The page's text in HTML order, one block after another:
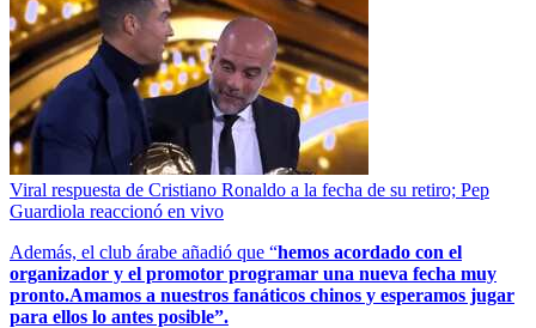
Viral respuesta de Cristiano Ronaldo a la fecha de su retiro; Pep
Guardiola reaccionó en vivo
Además, el club árabe añadió que “hemos acordado con el
organizador y el promotor programar una nueva fecha muy
pronto.Amamos a nuestros fanáticos chinos y esperamos jugar
para ellos lo antes posible”.